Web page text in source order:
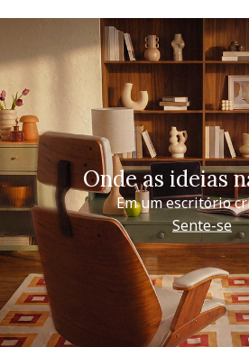
Onde as ideias
Em um escritório
Sente-se